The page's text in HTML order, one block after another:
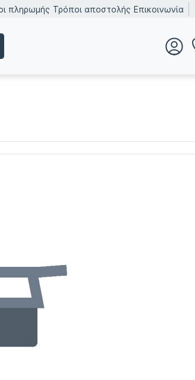
πληρωμής Τρόποι αποστολής Επικοινωνία